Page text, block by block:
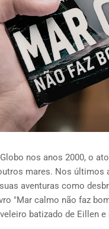
nos anos 2000, o
mares. Nos
aventuras como
"Mar calmo não faz
batizado de Eillen